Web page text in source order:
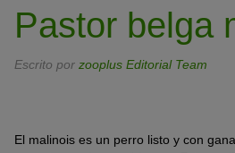
Pastor belga
Escrito por zooplus Editorial Team
El malinois es un perro listo y con